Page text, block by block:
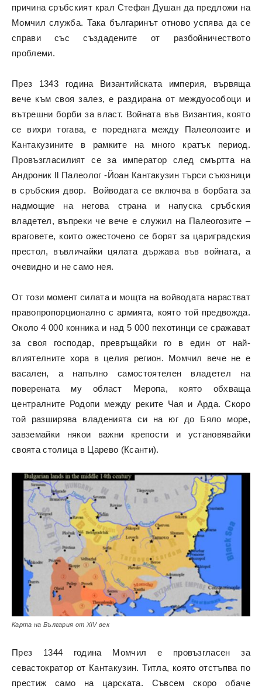
причина сръбският крал Стефан Душан да предложи на
Момчил служба. Така българинът отново успява да се
справи със създадените от разбойничеството
проблеми.
През 1343 година Византийската империя, вървяща
вече към своя залез, е раздирана от междуособоци и
вътрешни борби за власт. Войната във Византия, която
се вихри тогава, е поредната между Палеолозите и
Кантакузините в рамките на много кратък период.
Провъзгласилият се за император след смъртта на
Андроник ll Палеолог -Йоан Кантакузин търси съюзници
в сръбския двор. Войводата се включва в борбата за
надмощие на негова страна и напуска сръбския
владетел, въпреки че вече е служил на Палеогозите –
враговете, които ожесточено се борят за цариградския
престол, въвличайки цялата държава във войната, а
очевидно и не само нея.
От този момент силата и мощта на войводата нарастват
правопропорционално с армията, която той предвожда.
Около 4 000 конника и над 5 000 пехотинци се сражават
за своя господар, превръщайки го в един от най-
влиятелните хора в целия регион. Момчил вече не е
васален, а напълно самостоятелен владетел на
поверената му област Меропа, която обхваща
централните Родопи между реките Чая и Арда. Скоро
той разширява владенията си на юг до Бяло море,
завземайки някои важни крепости и установявайки
своята столица в Царево (Ксанти).
Карта на България от XIV век
През 1344 година Момчил е провъзгласен за
севастократор от Кантакузин. Титла, която отстъпва по
престиж само на царската. Съвсем скоро обаче